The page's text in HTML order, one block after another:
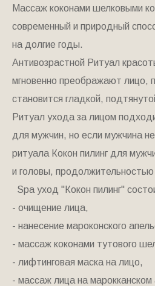
Массаж коконами шелковыми
современный и природный
на долгие годы.
Антивозрастной Ритуал
мгновенно преображают лицо,
становится гладкой,
Ритуал ухода за лицом
для мужчин, но если мужчина
ритуала Кокон пилинг для
и головы, продолжительностью
Spa уход "Кокон пилинг"
- очищение лица,
- нанесение мароконского
- массаж коконами тутового
- лифтинговая маска на лицо,
- массаж лица на марокканском